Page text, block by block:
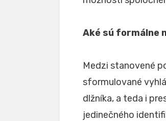
Aké sú formálne
Medzi stanovené
sformulované
dlžníka, a teda i
jedinečného